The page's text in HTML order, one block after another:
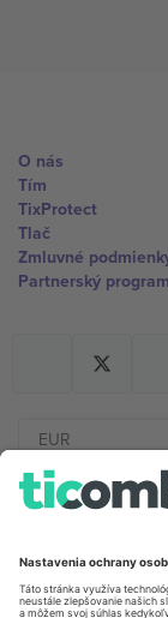
O nás
Tím
TixProtect
Tlač
Zmluvné
Partnerský program
Unter den Linden